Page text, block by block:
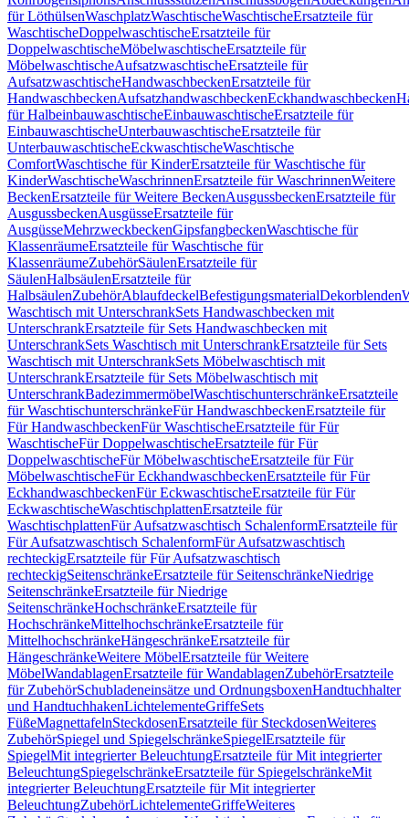
für LöthülsenWaschplatzWaschtischeWaschtischeErsatzteile für
WaschtischeDoppelwaschtischeErsatzteile für
DoppelwaschtischeMöbelwaschtischeErsatzteile für
MöbelwaschtischeAufsatzwaschtischeErsatzteile für
AufsatzwaschtischeHandwaschbeckenErsatzteile für
HandwaschbeckenAufsatzhandwaschbeckenEckhandwaschbecken
für HalbeinbauwaschtischeEinbauwaschtischeErsatzteile für
EinbauwaschtischeUnterbauwaschtischeErsatzteile für
UnterbauwaschtischeEckwaschtischeWaschtische
ComfortWaschtische für KinderErsatzteile für Waschtische für
KinderWaschtischeWaschrinnenErsatzteile für WaschrinnenWeitere
BeckenErsatzteile für Weitere BeckenAusgussbeckenErsatzteile für
AusgussbeckenAusgüsseErsatzteile für
AusgüsseMehrzweckbeckenGipsfangbeckenWaschtische für
KlassenräumeErsatzteile für Waschtische für
KlassenräumeZubehörSäulenErsatzteile für
SäulenHalbsäulenErsatzteile für
HalbsäulenZubehörAblaufdeckelBefestigungsmaterialDekorblenden
Waschtisch mit UnterschrankSets Handwaschbecken mit
UnterschrankErsatzteile für Sets Handwaschbecken mit
UnterschrankSets Waschtisch mit UnterschrankErsatzteile für Sets
Waschtisch mit UnterschrankSets Möbelwaschtisch mit
UnterschrankErsatzteile für Sets Möbelwaschtisch mit
UnterschrankBadezimmermöbelWaschtischunterschränkeErsatzteile
für WaschtischunterschränkeFür HandwaschbeckenErsatzteile für
Für HandwaschbeckenFür WaschtischeErsatzteile für Für
WaschtischeFür DoppelwaschtischeErsatzteile für Für
DoppelwaschtischeFür MöbelwaschtischeErsatzteile für Für
MöbelwaschtischeFür EckhandwaschbeckenErsatzteile für Für
EckhandwaschbeckenFür EckwaschtischeErsatzteile für Für
EckwaschtischeWaschtischplattenErsatzteile für
WaschtischplattenFür Aufsatzwaschtisch SchalenformErsatzteile für
Für Aufsatzwaschtisch SchalenformFür Aufsatzwaschtisch
rechteckigErsatzteile für Für Aufsatzwaschtisch
rechteckigSeitenschränkeErsatzteile für SeitenschränkeNiedrige
SeitenschränkeErsatzteile für Niedrige
SeitenschränkeHochschränkeErsatzteile für
HochschränkeMittelhochschränkeErsatzteile für
MittelhochschränkeHängeschränkeErsatzteile für
HängeschränkeWeitere MöbelErsatzteile für Weitere
MöbelWandablagenErsatzteile für WandablagenZubehörErsatzteile
für ZubehörSchubladeneinsätze und OrdnungsboxenHandtuchhalter
und HandtuchhakenLichtelementeGriffeSets
FüßeMagnettafelnSteckdosenErsatzteile für SteckdosenWeiteres
ZubehörSpiegel und SpiegelschränkeSpiegelErsatzteile für
SpiegelMit integrierter BeleuchtungErsatzteile für Mit integrierter
BeleuchtungSpiegelschränkeErsatzteile für SpiegelschränkeMit
integrierter BeleuchtungErsatzteile für Mit integrierter
BeleuchtungZubehörLichtelementeGriffeWeiteres